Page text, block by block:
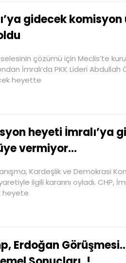
gidecek komisyon
çözümü için Meclis’te
İmralı’da PKK Lideri Abdullah
heyette
heyeti İmralı’ya
vermiyor…
Kardeşlik ve Demokrasi
ilgili kararını oyladı. CHP,
heyete
Erdoğan